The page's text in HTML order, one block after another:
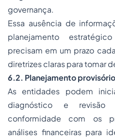
governança.
Essa ausência de
planejamento
precisam em um prazo
diretrizes claras para tomar
6.2. Planejamento provisório
As entidades podem
diagnóstico e revisão
conformidade com os
análises financeiras para